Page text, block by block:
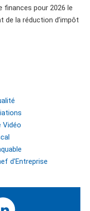
finances pour 2026 le
de la réduction d’impôt
Vidéo
d'Entreprise